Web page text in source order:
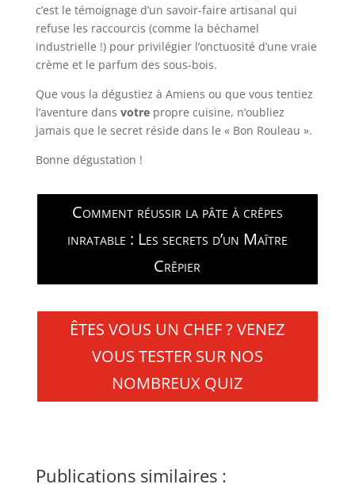
c’est le témoignage d’un savoir-faire artisanal qui
refuse les raccourcis (comme la béchamel
industrielle !) pour privilégier l’onctuosité d’une vraie
crème et le parfum des sous-bois.
Que vous la dégustiez à Amiens ou que vous tentiez
l’aventure dans votrepropre cuisine, n’oubliez
jamais que le secret réside dans le « Bon Rouleau ».
Bonne dégustation !
Comment réussir la pâte à crêpes
inratable : Les secrets d’un Maître
Crêpier
ÊTES VOUS UN CHEF ? VENEZ
VOUS TESTER SUR NOS
NOMBREUX QUIZ
Publications similaires :